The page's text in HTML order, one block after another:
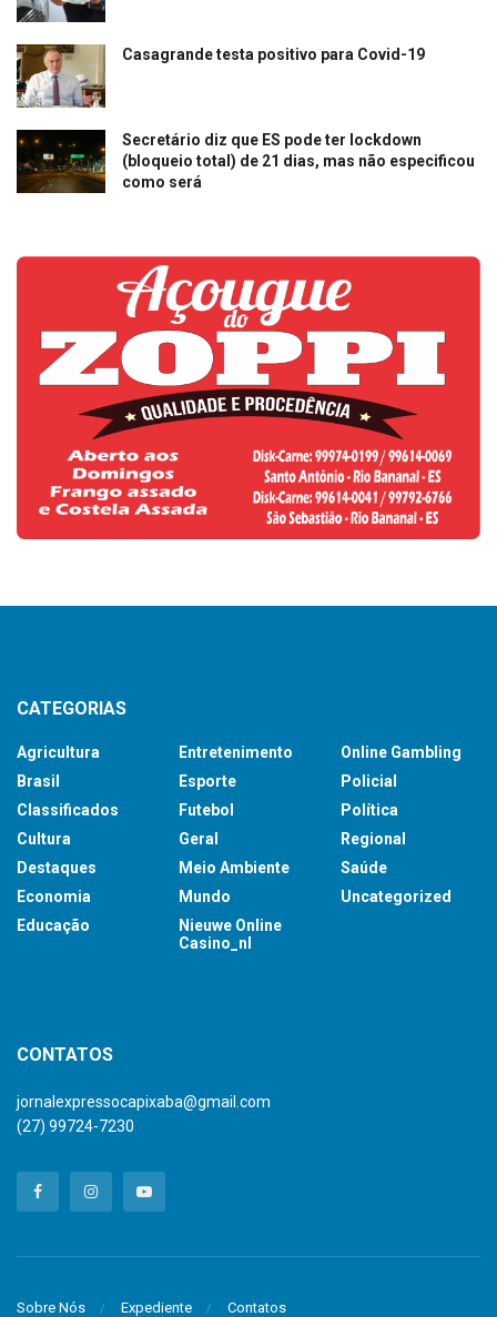
Casagrande testa positivo para Covid-19
Secretário diz que ES pode ter lockdown
(bloqueio total) de 21 dias, mas não especificou
como será
CATEGORIAS
Agricultura
Brasil
Classificados
Cultura
Destaques
Economia
Educação
Entretenimento
Esporte
Futebol
Geral
Meio Ambiente
Mundo
Nieuwe Online
Casino_nl
Online Gambling
Policial
Política
Regional
Saúde
Uncategorized
CONTATOS
jornalexpressocapixaba@gmail.com
(27) 99724-7230
Sobre Nós Expediente Contatos